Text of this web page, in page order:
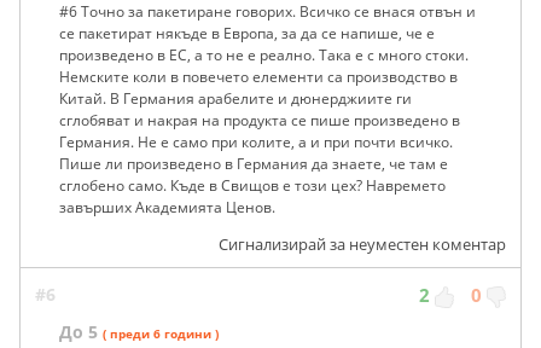
#6 Точно за пакетиране говорих. Всичко се внася отвън и
се пакетират някъде в Европа, за да се напише, че е
произведено в ЕС, а то не е реално. Така е с много стоки.
Немските коли в повечето елементи са производство в
Китай. В Германия арабелите и дюнерджиите ги
сглобяват и накрая на продукта се пише произведено в
Германия. Не е само при колите, а и при почти всичко.
Пише ли произведено в Германия да знаете, че там е
сглобено само. Къде в Свищов е този цех? Навремето
завърших Академията Ценов.
Сигнализирай за неуместен коментар
#6 2 0
До 5 ( преди 6 години )